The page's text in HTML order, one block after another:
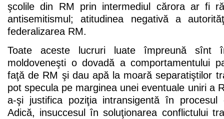
şcolile din RM prin intermediul cărora ar fi
antisemitismul; atitudinea negativă a
federalizarea RM.
Toate aceste lucruri luate împreună sînt
moldoveneşti o dovadă a comportamentului
faţă de RM şi dau apă la moară separatiştilor
pot specula pe marginea unei eventuale uniri a
a-şi justifica poziţia intransigentă în
Adică, insuccesul în soluţionarea conflictului